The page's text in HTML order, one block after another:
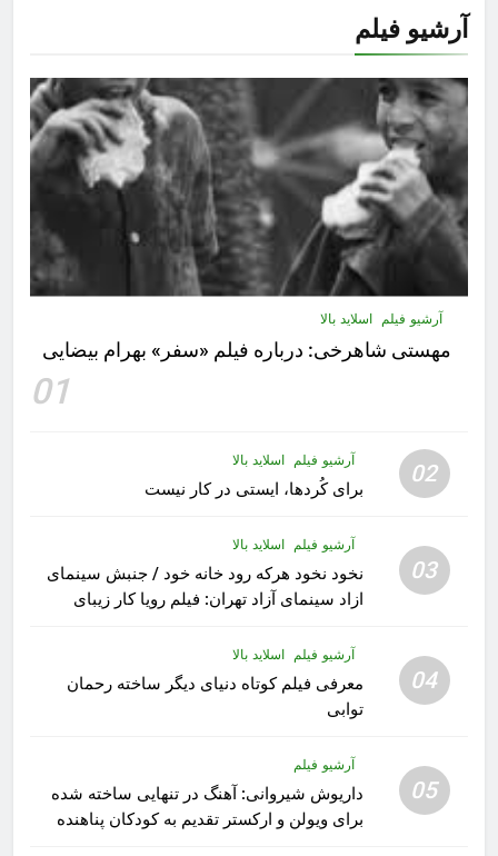
آرشیو فیلم
آرشیو فیلم اسلاید بالا
مهستى شاهرخى:‌ درباره فيلم «سفر» بهرام بیضایی
01
02 آرشیو فیلم اسلاید بالا
برای کُردها، ایستی در کار نیست
03
آرشیو فیلم اسلاید بالا
نخود نخود هرکه رود خانه خود / جنبش سینمای
ازاد سینمای آزاد تهران: فیلم رویا کار زیبای
04
آرشیو فیلم اسلاید بالا
معرفی فیلم کوتاه دنیای دیگر ساخته رحمان
توابی
05
آرشیو فیلم
داریوش شیروانی: آهنگ در تنهایی ساخته شده
برای ویولن و ارکستر تقدیم به کودکان پناهنده